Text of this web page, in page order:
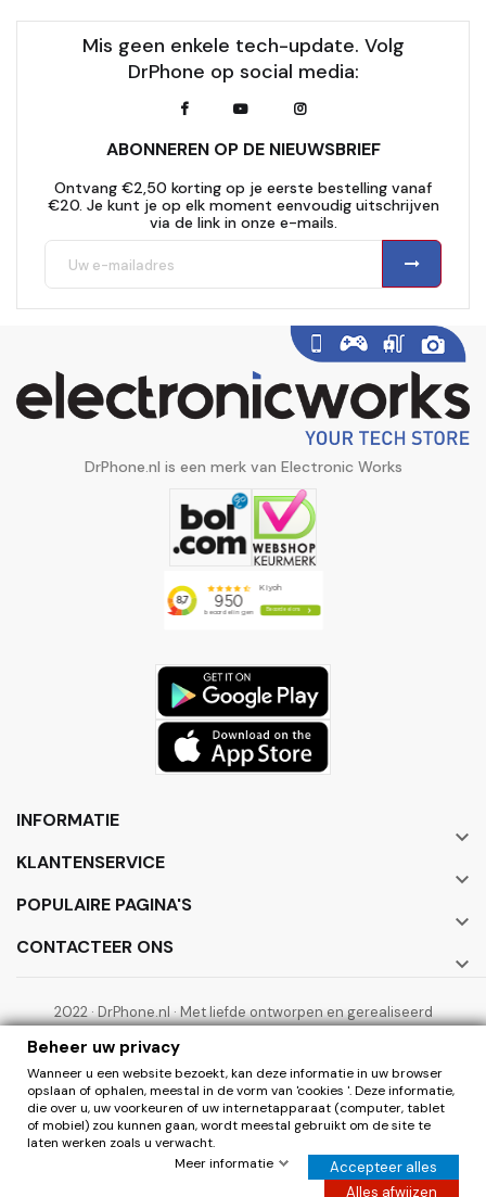
Mis geen enkele tech-update. Volg
DrPhone op social media:
ABONNEREN OP DE NIEUWSBRIEF
Ontvang €2,50 korting op je eerste bestelling vanaf
€20. Je kunt je op elk moment eenvoudig uitschrijven
via de link in onze e-mails.
DrPhone.nl is een merk van Electronic Works
INFORMATIE

KLANTENSERVICE

POPULAIRE PAGINA'S

CONTACTEER ONS

2022 · DrPhone.nl · Met liefde ontworpen en gerealiseerd
0
Beheer uw privacy
Wanneer u een website bezoekt, kan deze informatie in uw browser
opslaan of ophalen, meestal in de vorm van 'cookies '. Deze informatie,
die over u, uw voorkeuren of uw internetapparaat (computer, tablet
of mobiel) zou kunnen gaan, wordt meestal gebruikt om de site te
laten werken zoals u verwacht.
Meer informatie
Accepteer alles
Alles afwijzen